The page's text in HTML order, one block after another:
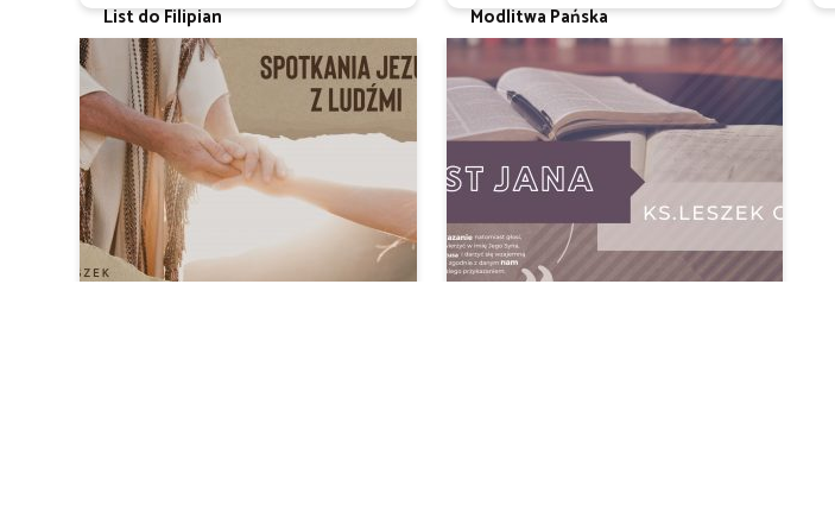
List do Filipian
ks. Leszek Czyż
Modlitwa Pańska
Ks. Leszek Czyż